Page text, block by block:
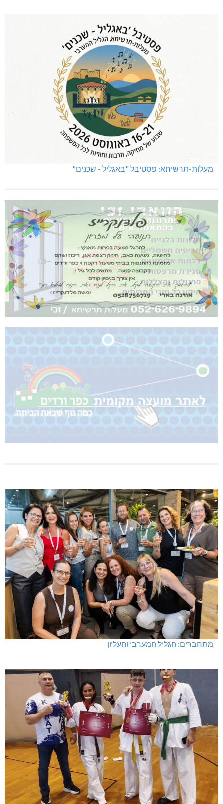
מעלות-תרשיחא: פסטיבל "באגליל - שכנים"
מתחברים: הגליל המערבי והעליון